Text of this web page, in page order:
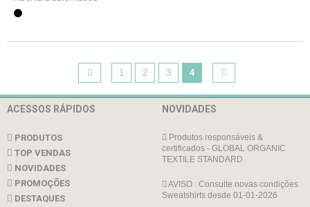
1 2 3 4
ACESSOS RÁPIDOS
PRODUTOS
TOP VENDAS
NOVIDADES
PROMOÇÕES
DESTAQUES
NOVIDADES
Produtos responsáveis &
certificados - GLOBAL ORGANIC
TEXTILE STANDARD
AVISO : Consulte novas condições
Sweatshirts desde 01-01-2026